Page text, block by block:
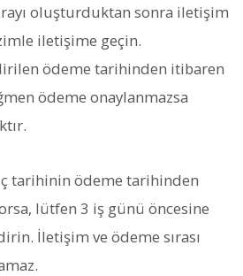
oluşturduktan sonra iletişim
iletişime geçin.
ödeme tarihinden itibaren
ödeme onaylanmazsa
tarihinin ödeme tarihinden
lütfen 3 iş günü öncesine
İletişim ve ödeme sırası